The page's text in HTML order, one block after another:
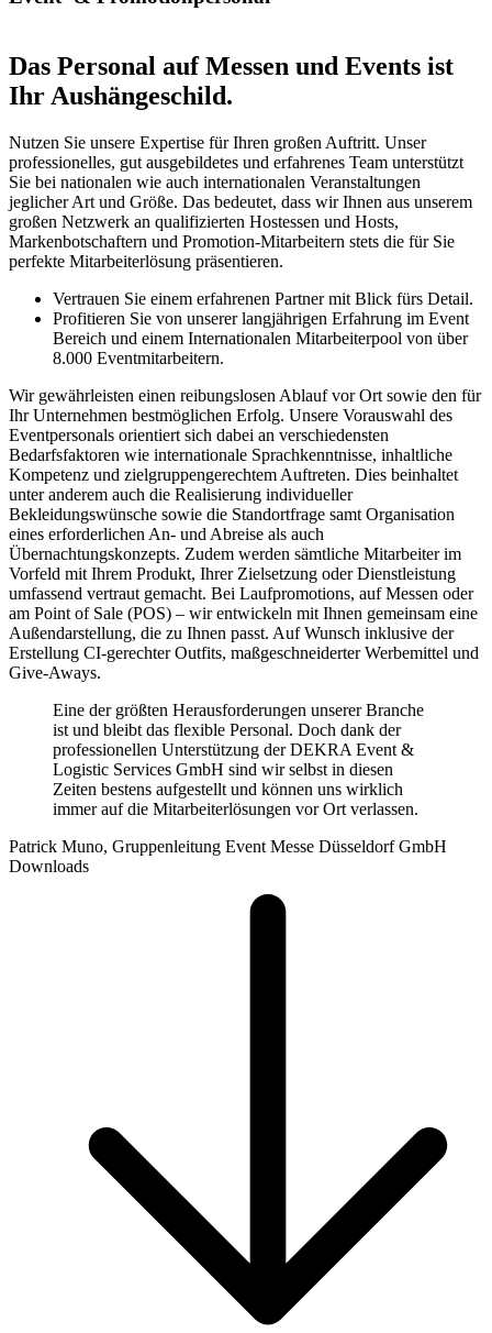
Das Personal auf Messen und Events ist
Ihr Aushängeschild.
Nutzen Sie unsere Expertise für Ihren großen Auftritt. Unser
professionelles, gut ausgebildetes und erfahrenes Team unterstützt
Sie bei nationalen wie auch internationalen Veranstaltungen
jeglicher Art und Größe. Das bedeutet, dass wir Ihnen aus unserem
großen Netzwerk an qualifizierten Hostessen und Hosts,
Markenbotschaftern und Promotion-Mitarbeitern stets die für Sie
perfekte Mitarbeiterlösung präsentieren.
Vertrauen Sie einem erfahrenen Partner mit Blick fürs Detail.
Profitieren Sie von unserer langjährigen Erfahrung im Event
Bereich und einem Internationalen Mitarbeiterpool von über
8.000 Eventmitarbeitern.
Wir gewährleisten einen reibungslosen Ablauf vor Ort sowie den für
Ihr Unternehmen bestmöglichen Erfolg. Unsere Vorauswahl des
Eventpersonals orientiert sich dabei an verschiedensten
Bedarfsfaktoren wie internationale Sprachkenntnisse, inhaltliche
Kompetenz und zielgruppengerechtem Auftreten. Dies beinhaltet
unter anderem auch die Realisierung individueller
Bekleidungswünsche sowie die Standortfrage samt Organisation
eines erforderlichen An- und Abreise als auch
Übernachtungskonzepts. Zudem werden sämtliche Mitarbeiter im
Vorfeld mit Ihrem Produkt, Ihrer Zielsetzung oder Dienstleistung
umfassend vertraut gemacht. Bei Laufpromotions, auf Messen oder
am Point of Sale (POS) – wir entwickeln mit Ihnen gemeinsam eine
Außendarstellung, die zu Ihnen passt. Auf Wunsch inklusive der
Erstellung CI-gerechter Outfits, maßgeschneiderter Werbemittel und
Give-Aways.
Eine der größten Herausforderungen unserer Branche
ist und bleibt das flexible Personal. Doch dank der
professionellen Unterstützung der DEKRA Event &
Logistic Services GmbH sind wir selbst in diesen
Zeiten bestens aufgestellt und können uns wirklich
immer auf die Mitarbeiterlösungen vor Ort verlassen.
Patrick Muno, Gruppenleitung Event Messe Düsseldorf GmbH
Downloads